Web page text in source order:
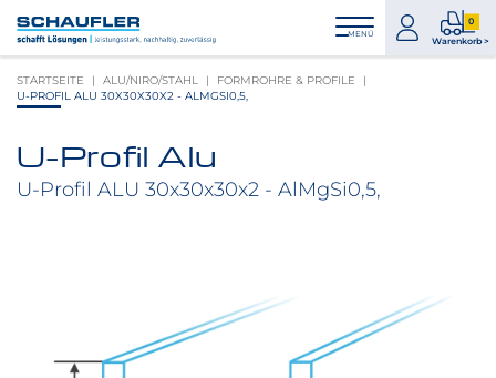
Inhalt
Hauptnavigation
Footernavigation
Logo
Schaufler
verlinkt
zur
MENÜ
zum
Konto
0
Warenkorb >
0
STARTSEITE ALU/NIRO/STAHL
FORMROHRE & PROFILE
U-PROFIL ALU 30X30X30X2 - ALMGSI0,5,
Produktbilder
U-Profil Alu
U-Profil ALU 30x30x30x2 - AlMgSi0,5,